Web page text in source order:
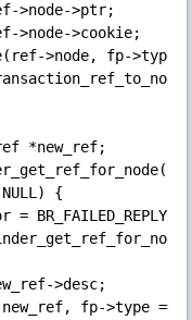
>node->ptr;
>node->cookie;
>node, fp->type
*new_ref;
{
= BR_FAILED_REPLY;
>desc;
fp->type ==